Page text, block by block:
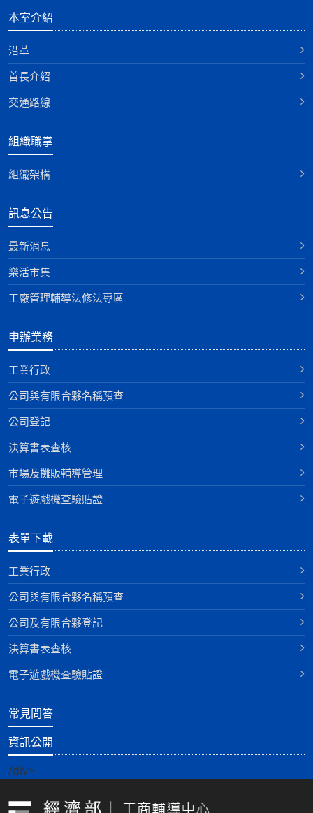
本室介紹
沿革
首長介紹
交通路線
組織職掌
組織架構
訊息公告
最新消息
樂活市集
工廠管理輔導法修法專區
申辦業務
工業行政
公司與有限合夥名稱預查
公司登記
決算書表查核
巿場及攤販輔導管理
電子遊戲機查驗貼證
表單下載
工業行政
公司與有限合夥名稱預查
公司及有限合夥登記
決算書表查核
電子遊戲機查驗貼證
常見問答
資訊公開
/div>